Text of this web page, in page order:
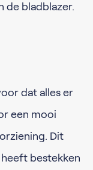
de bladblazer.
dat alles er
een mooi
Dit
bestekken